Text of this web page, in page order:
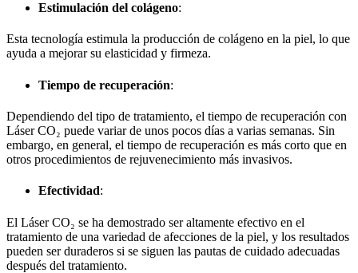
Estimulación del colágeno:
Esta tecnología estimula la producción de colágeno en la piel, lo que
ayuda a mejorar su elasticidad y firmeza.
Tiempo de recuperación:
Dependiendo del tipo de tratamiento, el tiempo de recuperación con
Láser CO₂ puede variar de unos pocos días a varias semanas. Sin
embargo, en general, el tiempo de recuperación es más corto que en
otros procedimientos de rejuvenecimiento más invasivos.
Efectividad:
El Láser CO₂ se ha demostrado ser altamente efectivo en el
tratamiento de una variedad de afecciones de la piel, y los resultados
pueden ser duraderos si se siguen las pautas de cuidado adecuadas
después del tratamiento.